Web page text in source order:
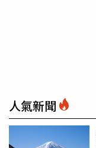
人氣新聞